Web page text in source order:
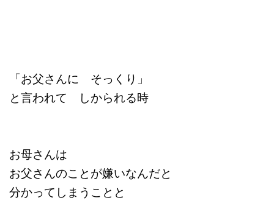
「お父さんに そっくり」
と言われて しかられる時
お母さんは
お父さんのことが嫌いなんだと
分かってしまうことと